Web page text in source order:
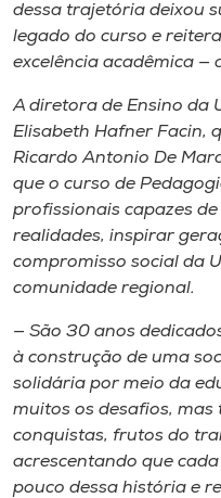
dessa trajetória deixou
legado do curso e
excelência acadêmica —
A diretora de Ensino da
Elisabeth Hafner Facin,
Ricardo Antonio De
que o curso de
profissionais capazes
realidades, inspirar
compromisso social da
comunidade regional.
— São 30 anos
à construção de uma
solidária por meio da
muitos os desafios, mas
conquistas, frutos do
acrescentando que
pouco dessa história e